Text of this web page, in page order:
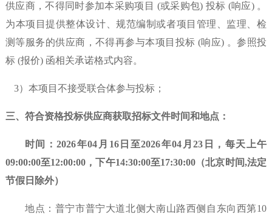
供应商，不得同时参加本采购项目 (或采购包) 投标 (响应) 。
为本项目提供整体设计、规范编制或者项目管理、监理、检
测等服务的供应商，不得再参与本项目投标 (响应) 。参照投
标 (报价) 函相关承诺格式内容。
3） 本项目不接受联合体参与投标；
三、 符合资格投标供应商获取招标文件时间和地点：
时间：2026年04 月 16日 至2026年04 月23 日
，每天上午
09:00:00至12:00:00，下午14:30:00至17:30:00（北京时间,法定
节假日除外）
地点： 普宁市普宁大道北侧大南山路西侧自东向西第10